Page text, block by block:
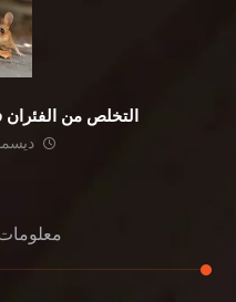
التخلص من
ديسمبر 2,